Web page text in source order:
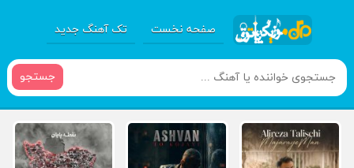
صفحه نخست تک آهنگ جدید
جستجو